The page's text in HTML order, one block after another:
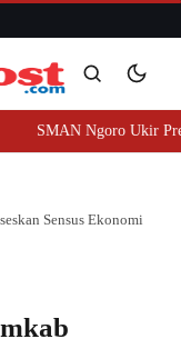
Cari
Ngoro Ukir Prestasi,
Sensus Ekonomi